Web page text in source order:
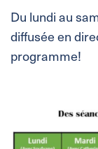
Du lundi au
diffusée en
programme!